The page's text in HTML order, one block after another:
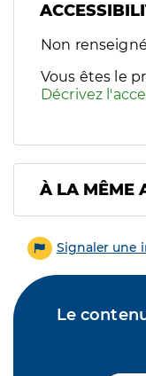
Filtres
Sélectionnez un
Non
Vous êtes le
Décrivez
À LA MÊME
Signaler une
Le